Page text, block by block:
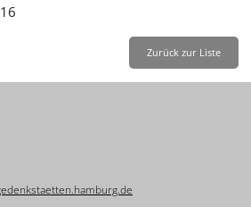
Zurück zur Liste